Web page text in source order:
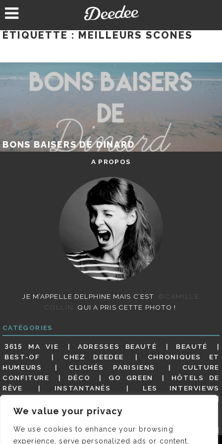
We value your privacy
We use cookies to enhance your browsing
experience, serve personalized ads or content,
au
ÉTIQUETTE : MEILLEURS SCONES
BONS BAISERS DE DINARD
A PROPOS
JE M’APPELLE DELPHINE MAIS C’EST
©CAMILLE
COLLIN
QUI A PRIS CETTE PHOTO !
CATÉGORIES
3615 MA VIE ADRESSES BEAUTÉ
BEAUTÉ
BEST-OF
CHEZ DEEDEE
CHRONIQUES ET
HUMEURS
CLICHÉS PARISIENS
CULTURE
CONFITURE
DÉCO GO GREEN
HÔTELS DE
RÊVE
INSTANTANÉS
LES INTERVIEWS
MES ADRESSES
MODE NON CLASSÉ
GUIDE
PARIS EN PHOTOS
RESTAURANTS
REVUE DE PRESSE DÉTAILLÉE, SIOU PLAIT